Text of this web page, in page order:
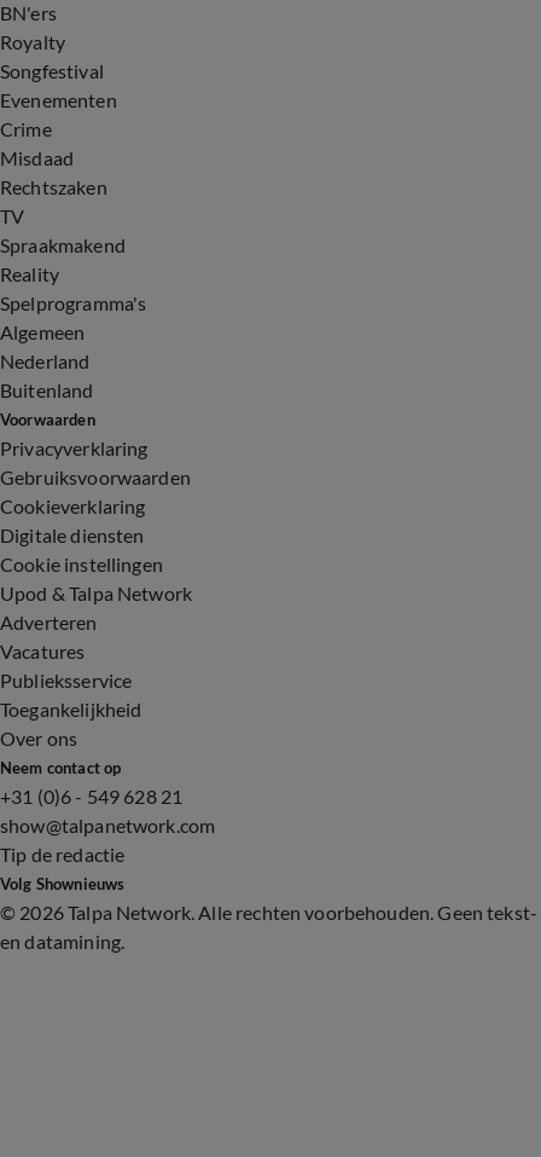
BN'ers
Royalty
Songfestival
Evenementen
Crime
Misdaad
Rechtszaken
TV
Spraakmakend
Reality
Spelprogramma's
Algemeen
Nederland
Buitenland
Voorwaarden
Privacyverklaring
Gebruiksvoorwaarden
Cookieverklaring
Digitale diensten
Cookie instellingen
Upod & Talpa Network
Adverteren
Vacatures
Publieksservice
Toegankelijkheid
Over ons
Neem contact op
+31 (0)6 - 549 628 21
show@talpanetwork.com
Tip de redactie
Volg Shownieuws
© 2026 Talpa Network. Alle rechten voorbehouden. Geen tekst-
en datamining.